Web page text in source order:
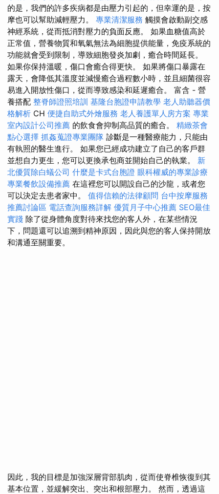
的是，我們的許多疾病都是由壓力引起的，但幸運的是，按
摩也可以幫助減輕壓力。 專業清潔服務 觸摸會啟動副交感
神經系統，從而抵消對壓力的負面反應。 如果血糖值高於
正常值，營養物質和氧氣無法為細胞提供能量，免疫系統的
功能就會受到限制，導致細胞發炎加劇，癒合時間延長。
如果你保持溫暖，傷口會癒合得更快。 如果將傷口暴露在
露天，會降低其溫度並減慢癒合過程數小時，並且細菌很容
易進入開放性傷口，從而導致感染和延遲癒合。 富含 - 營
養搭配 整脊師證照培訓 基隆台胞證申請教學 老人助聽器價
格解析 CH 便捷自助式外燴服務 老人養護單人房方案 專業
室內設計公司推薦 的飲食會抑制高品質的癒合。 精緻茶會
點心選擇 抓姦蒐證專業團隊 診斷是一種醫療能力，只能由
有執照的醫生進行。 如果您已經成功建立了自己的客戶群
並想自力更生，您可以更換承包商並開始自己的執業。 新
北優質除白蟻公司 什麼是卡式台胞證 眼科權威的專業診療
專業餐飲設備推薦 在這裡您可以開設自己的沙龍，或者您
可以決定去患者家中。 值得信賴的法律顧問 台中按摩服務
推薦討論區 電話查詢服務詳解 優質月子中心推薦 SEO最佳
實踐 除了從身體角度對待來找您的客人外，在某些情況
下，問題還可以追溯到精神原因，因此與您的客人保持開放
和溝通至關重要。
因此，我的目標是加強深層背部肌肉，從而使脊椎恢復到其
基本位置，並緩解突出、突出和根部壓力。 然而，透過這